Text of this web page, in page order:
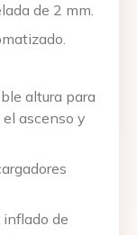
de 2 mm.
altura para
ascenso y
de